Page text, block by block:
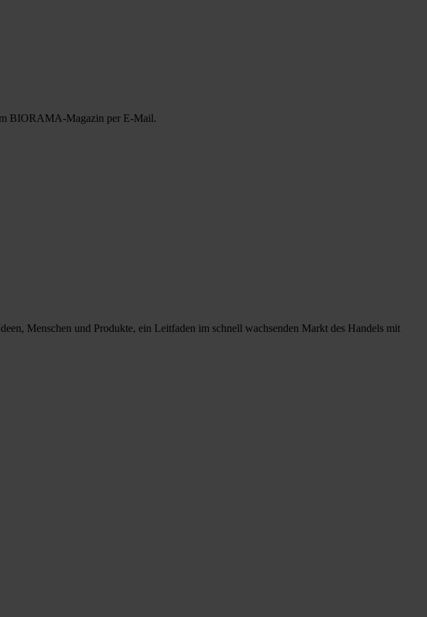
BIORAMA-Magazin per E-Mail.
Menschen und Produkte, ein Leitfaden im schnell wachsenden Markt des Handels mit